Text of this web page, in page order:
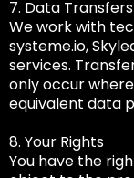
7. Data
We work with
systeme.io,
services.
only occur
equivalent data
8. Your Rights
You have the